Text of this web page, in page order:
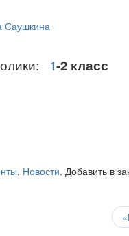
Саушкина
1-2
, Новости. Добавить в